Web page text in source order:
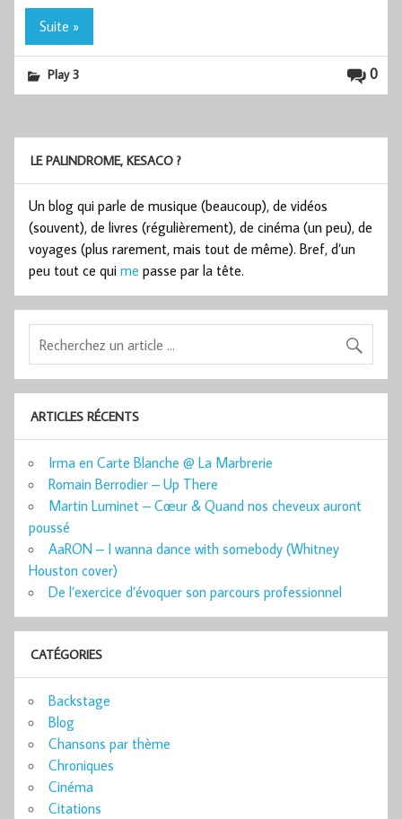
Suite »
0
Play 3
LE PALINDROME, KESACO ?
Un blog qui parle de musique (beaucoup), de vidéos
(souvent), de livres (régulièrement), de cinéma (un peu), de
voyages (plus rarement, mais tout de même). Bref, d’un
peu tout ce qui me passe par la tête.
ARTICLES RÉCENTS
Irma en Carte Blanche @ La Marbrerie
Romain Berrodier – Up There
Martin Luminet – Cœur & Quand nos cheveux auront
poussé
AaRON – I wanna dance with somebody (Whitney
Houston cover)
De l’exercice d’évoquer son parcours professionnel
CATÉGORIES
Backstage
Blog
Chansons par thème
Chroniques
Cinéma
Citations